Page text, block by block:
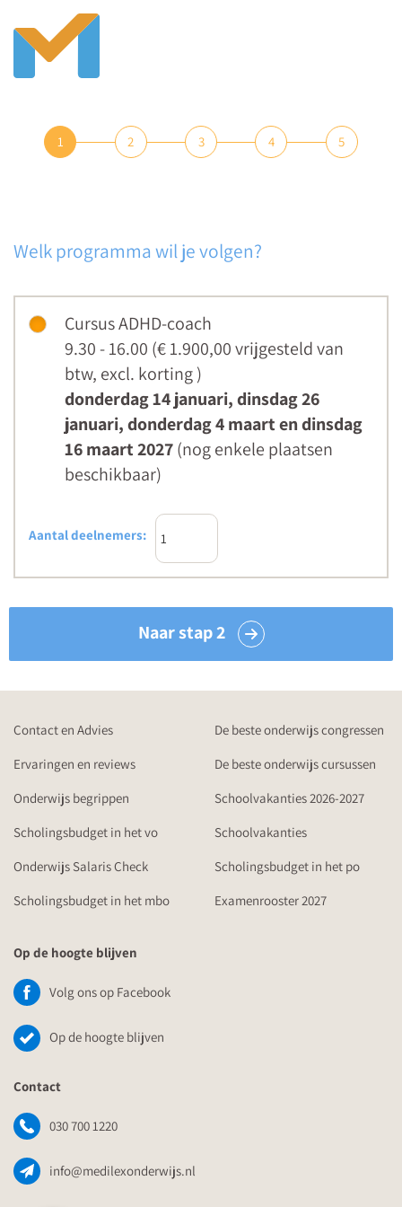
1 2 3 4 5
Welk programma wil je volgen?
Cursus ADHD-coach
9.30 - 16.00 (€ 1.900,00vrijgesteld van
btw, excl. korting)
donderdag 14 januari, dinsdag 26
januari, donderdag 4 maart en dinsdag
16 maart 2027(nog enkele plaatsen
beschikbaar)
Aantal deelnemers:
Naar stap 2
Contact en Advies
De beste onderwijs congressen
Ervaringen en reviews
De beste onderwijs cursussen
Onderwijs begrippen
Schoolvakanties 2026-2027
Scholingsbudget in het vo
Schoolvakanties
Onderwijs Salaris Check
Scholingsbudget in het po
Scholingsbudget in het mbo
Examenrooster 2027
Op de hoogte blijven
Volg ons op Facebook
Op de hoogte blijven
Contact
030 700 1220
info@medilexonderwijs.nl